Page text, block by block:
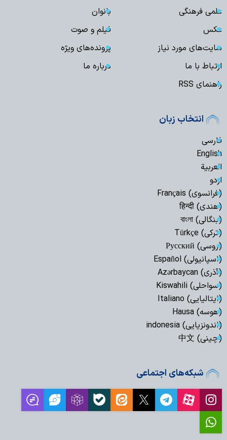
علمی فرهنگی
بانوان
عکس
فیلم و صوت
سایت‌های مورد نیاز
پرونده‌های ویژه
ارتباط با ما
درباره ما
راهنمای RSS
انتخاب زبان
فارسی
English
العربیة
اردو
(فرانسوی) Français
(هندی) हिन्दी
(بنگالی) বাংলা
(ترکی) Türkçe
(روسی) Русский
(اسپانیولی) Español
(آذری) Azərbaycan
(سواحلی) Kiswahili
(ایتالیایی) Italiano
(هوسه) Hausa
(اندونزیایی) indonesia
(چینی) 中文
شبکه‌های اجتماعی